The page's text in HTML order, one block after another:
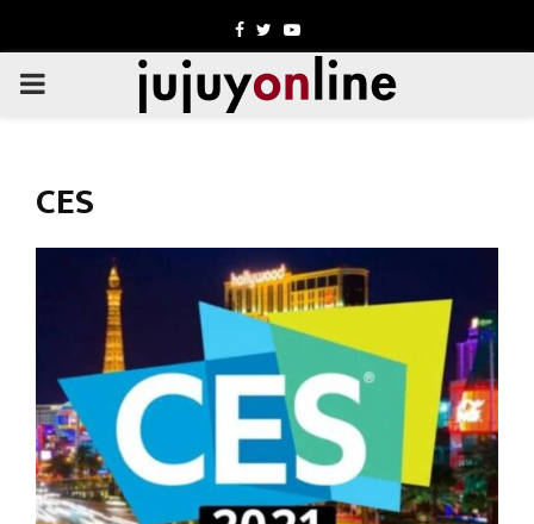
Facebook
TwitterYoutube
PRIMARY
CES